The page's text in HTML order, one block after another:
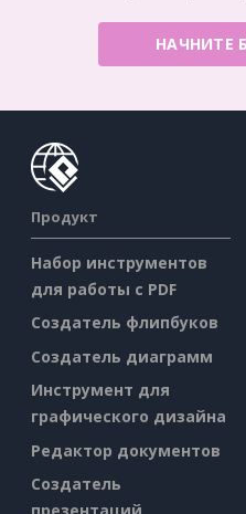
НАЧНИТЕ
Продукт
Набор инструментов
для работы с PDF
Создатель флипбуков
Создатель диаграмм
Инструмент для
графического дизайна
Редактор документов
Создатель